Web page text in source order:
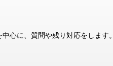
心に、質問や残り対応をします。